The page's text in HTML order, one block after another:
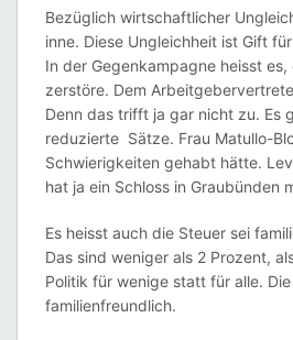
Bezüglich wirtschaftlicher
inne. Diese Ungleichheit ist Gift
In der Gegenkampagne heisst
zerstöre. Dem
Denn das trifft ja gar nicht zu. Es
reduzierte Sätze. Frau Matullo-
Schwierigkeiten gehabt hätte.
hat ja ein Schloss in Graubünden
Es heisst auch die Steuer sei
Das sind weniger als 2 Prozent,
Politik für wenige statt für alle.
familienfreundlich.